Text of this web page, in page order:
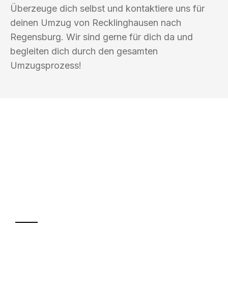
Überzeuge dich selbst und kontaktiere uns für
deinen Umzug von Recklinghausen nach
Regensburg. Wir sind gerne für dich da und
begleiten dich durch den gesamten
Umzugsprozess!